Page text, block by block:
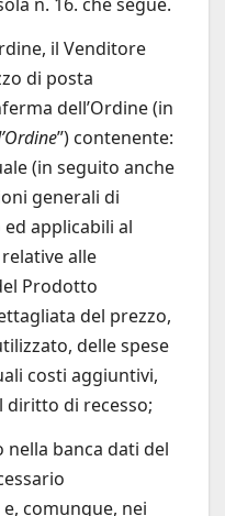
il Venditore
di posta
dell’Ordine (in
”) contenente:
(in seguito anche
generali di
applicabili al
alle
Prodotto
del prezzo,
delle spese
costi aggiuntivi,
diritto di recesso;
nella banca dati del
e, comunque, nei